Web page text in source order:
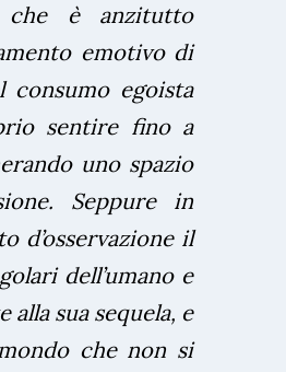
che è anzitutto
emotivo di
egoista
sentire fino a
uno spazio
Seppure in
d’osservazione il
dell’umano e
sua sequela, e
che non si